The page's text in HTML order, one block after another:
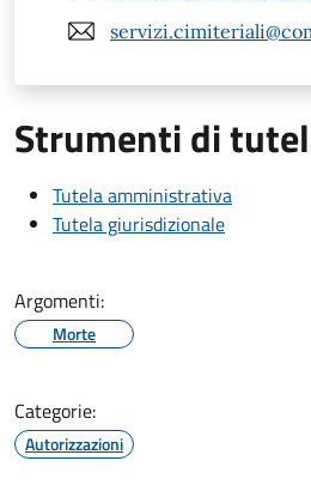
Strumenti di
Tutela amministrativa
Tutela giurisdizionale
Argomenti:
Morte
Categorie:
Autorizzazioni